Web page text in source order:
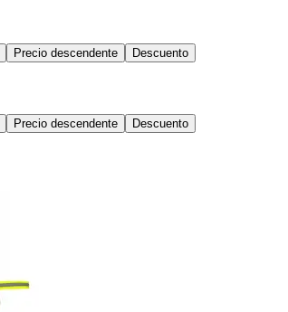
Precio descendente Descuento
Precio descendente Descuento